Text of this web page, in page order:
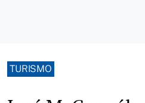
TURISMO